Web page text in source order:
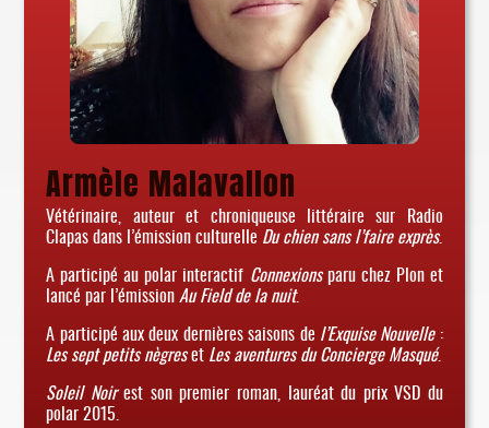
Armèle Malavallon
Vétérinaire, auteur et chroniqueuse littéraire sur Radio
Clapas dans l’émission culturelle Du chien sans l’faire exprès.
A participé au polar interactif Connexionsparu chez Plon et
lancé par l’émission Au Field de la nuit.
A participé aux deux dernières saisons de l’Exquise Nouvelle:
Les sept petits nègreset Les aventures du Concierge Masqué.
Soleil Noirest son premier roman, lauréat du prix VSD du
polar 2015.